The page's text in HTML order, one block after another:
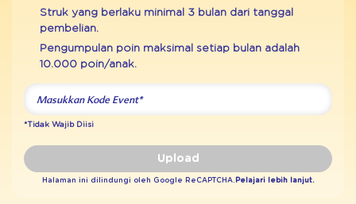
Struk yang berlaku minimal 3 bulan dari tanggal
pembelian.
Pengumpulan poin maksimal setiap bulan adalah
10.000 poin/anak.
*Tidak Wajib Diisi
Upload
Halaman ini dilindungi oleh Google ReCAPTCHA. Pelajari lebih lanjut.